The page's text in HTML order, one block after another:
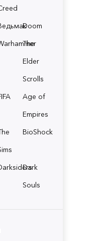
Doom
The
Elder
Scrolls
Age of
Empires
BioShock
Dark
Souls